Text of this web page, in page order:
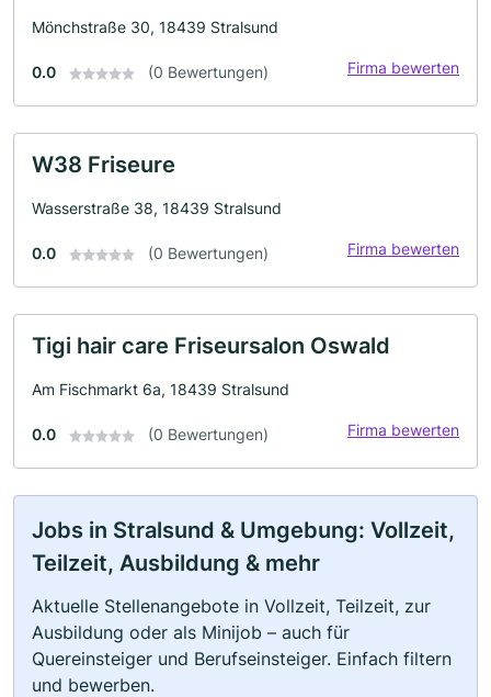
Mönchstraße 30, 18439 Stralsund
0.0 (0 Bewertungen) Firma bewerten
W38 Friseure
Wasserstraße 38, 18439 Stralsund
0.0 (0 Bewertungen) Firma bewerten
Tigi hair care Friseursalon Oswald
Am Fischmarkt 6a, 18439 Stralsund
0.0 (0 Bewertungen) Firma bewerten
Jobs in Stralsund & Umgebung: Vollzeit,
Teilzeit, Ausbildung & mehr
Aktuelle Stellenangebote in Vollzeit, Teilzeit, zur
Ausbildung oder als Minijob – auch für
Quereinsteiger und Berufseinsteiger. Einfach filtern
und bewerben.